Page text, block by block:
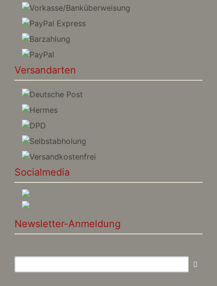
Versandarten
Socialmedia
Newsletter-Anmeldung